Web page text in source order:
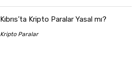
Kıbrıs’ta Kripto Paralar Yasal mı?
Kripto Paralar